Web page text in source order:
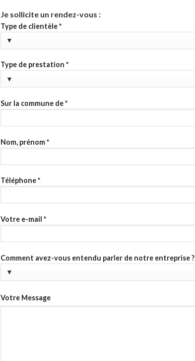
Je sollicite un rendez-vous :
Type de clientèle*
Type de prestation *
Sur la commune de*
Nom, prénom*
Téléphone*
Votre e-mail *
Comment avez-vous entendu parler de notre entreprise ?
Votre Message